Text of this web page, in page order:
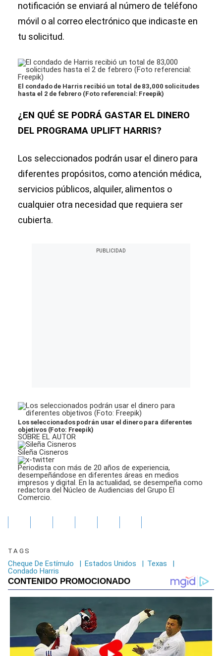
notificación se enviará al número de teléfono
móvil o al correo electrónico que indicaste en
tu solicitud.
El condado de Harris recibió un total de 83,000 solicitudes
hasta el 2 de febrero (Foto referencial: Freepik)
¿EN QUÉ SE PODRÁ GASTAR EL DINERO
DEL PROGRAMA UPLIFT HARRIS?
Los seleccionados podrán usar el dinero para
diferentes propósitos, como atención médica,
servicios públicos, alquiler, alimentos o
cualquier otra necesidad que requiera ser
cubierta.
Los seleccionados podrán usar el dinero para diferentes
objetivos (Foto: Freepik)
SOBRE EL AUTOR
Sileña Cisneros
Periodista con más de 20 años de experiencia,
desempeñándose en diferentes áreas en medios
impresos y digital. En la actualidad, se desempeña como
redactora del Núcleo de Audiencias del Grupo El
Comercio.
TAGS
Cheque De Estímulo | Estados Unidos | Texas
|
Condado Harris